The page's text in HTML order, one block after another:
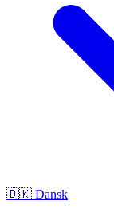
🇩🇰 Dansk